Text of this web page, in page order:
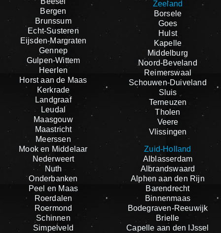
Bergen
Brunssum
Echt-Susteren
Eijsden-Margraten
Gennep
Gulpen-Wittem
Heerlen
Horst aan de Maas
Kerkrade
Landgraaf
Leudal
Maasgouw
Maastricht
Meerssen
Mook en Middelaar
Nederweert
Nuth
Onderbanken
Peel en Maas
Roerdalen
Roermond
Schinnen
Simpelveld
Zeeland
Borsele
Goes
Hulst
Kapelle
Middelburg
Noord-Beveland
Reimerswaal
Schouwen-Duiveland
Sluis
Terneuzen
Tholen
Veere
Vlissingen
Zuid-Holland
Alblasserdam
Albrandswaard
Alphen aan den Rijn
Barendrecht
Binnenmaas
Bodegraven-Reeuwijk
Brielle
Capelle aan den IJssel